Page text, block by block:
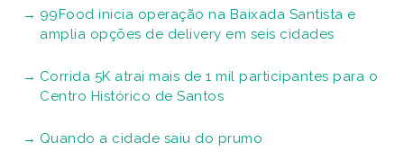
99Food inicia operação na Baixada Santista e
amplia opções de delivery em seis cidades
Corrida 5K atrai mais de 1 mil participantes para o
Centro Histórico de Santos
Quando a cidade saiu do prumo